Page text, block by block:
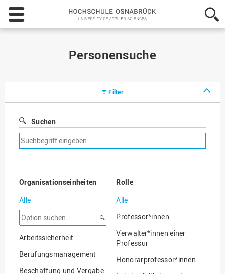
Hochschule
Osnabrück
-
Personensuche
Filter
Suchen
Suchfilter
entfernen
Organisationseinheiten
Alle
Option
suchen
Arbeitssicherheit
Berufungsmanagement
Beschaffung und Vergabe
Rolle
Alle
Professor*innen
Verwalter*innen einer
Professur
Honorarprofessor*innen